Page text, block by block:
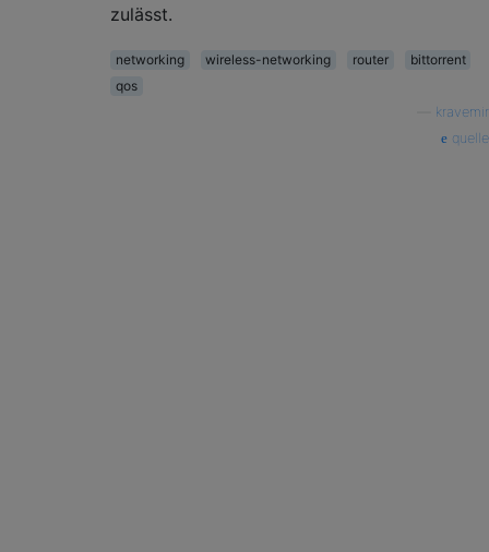
zulässt.
networking wireless-networking router
bittorrent
qos
kravemir
quelle